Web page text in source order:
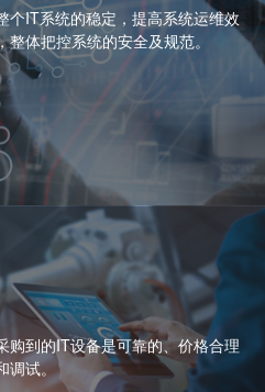
个IT系统的稳定，提高系统运维效
体把控系统的安全及规范。
购到的IT设备是可靠的、价格合理
调试。